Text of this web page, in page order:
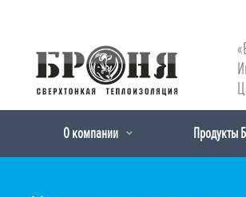
О компании Продукты